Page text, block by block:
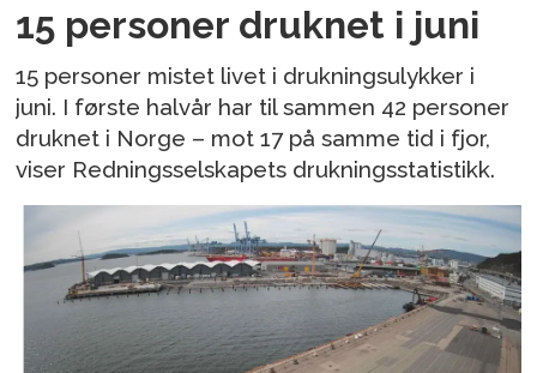
15 personer druknet i juni
15 personer mistet livet i drukningsulykker i
juni. I første halvår har til sammen 42 personer
druknet i Norge – mot 17 på samme tid i fjor,
viser Redningsselskapets drukningsstatistikk.